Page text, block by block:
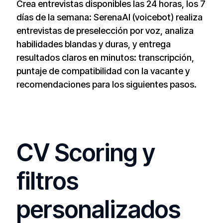
Crea entrevistas disponibles las 24 horas, los 7
días de la semana: SerenaAI (voicebot) realiza
entrevistas de preselección por voz, analiza
habilidades blandas y duras, y entrega
resultados claros en minutos: transcripción,
puntaje de compatibilidad con la vacante y
recomendaciones para los siguientes pasos.
CV Scoring y
filtros
personalizados